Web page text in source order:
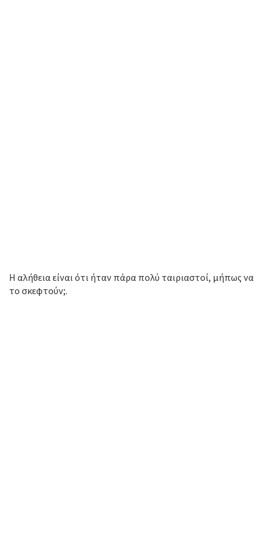
Η αλήθεια είναι ότι ήταν πάρα πολύ ταιριαστοί, μήπως να
το σκεφτούν;.